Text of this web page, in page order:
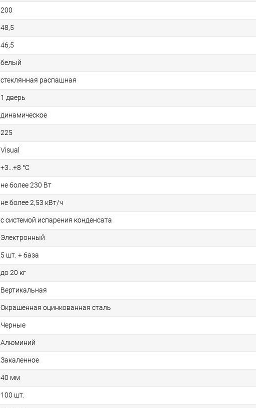
200
48,5
46,5
белый
стеклянная распашная
1 дверь
динамическое
225
Visual
+3...+8 °C
не более 230 Вт
не более 2,53 кВт/ч
с системой испарения конденсата
Электронный
5 шт. + база
до 20 кг
Вертикальная
Окрашенная оцинкованная сталь
Черные
Алюминий
Закаленное
40 мм
100 шт.